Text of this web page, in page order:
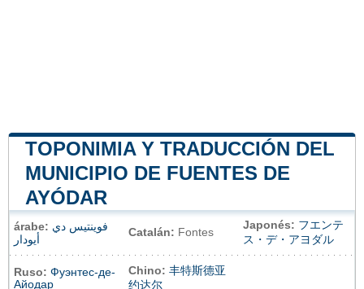
TOPONIMIA Y TRADUCCIÓN DEL
MUNICIPIO DE FUENTES DE
AYÓDAR
árabe: فوينتيس دي
أيودار
Catalán: Fontes
Japonés: フエンテ
ス・デ・アヨダル
Ruso: Фуэнтес-де-
Айодар
Chino: 丰特斯德亚
约达尔